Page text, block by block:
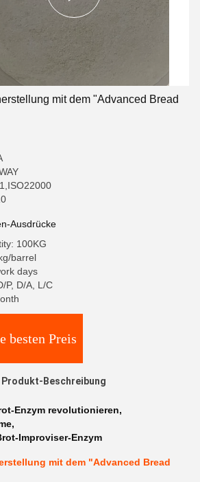
mit dem "Advanced Bread
Ausdrücke
100KG
barrel
days
P, D/A, L/C
besten Preis
Produkt-Beschreibung
Enzym revolutionieren,
,
Improviser-Enzym
mit dem "Advanced Bread